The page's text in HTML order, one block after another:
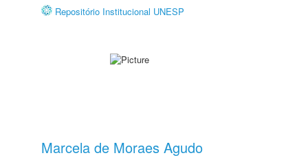
Repositório Institucional UNESP
Marcela de Moraes Agudo